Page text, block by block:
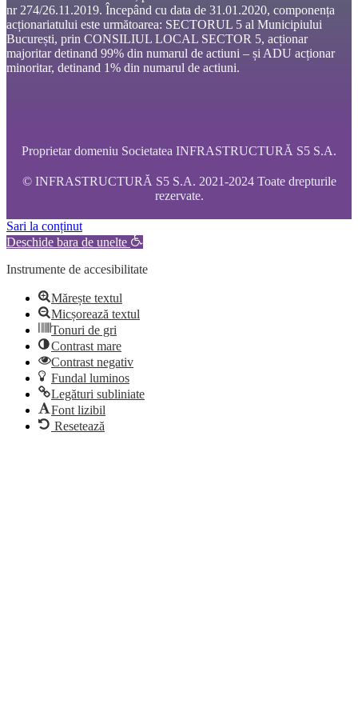
nr 274/26.11.2019. Începând cu data de 31.01.2020, componența
acționariatului este următoarea: SECTORUL 5 al Municipiului
București, prin CONSILIUL LOCAL SECTOR 5, acționar
majoritar detinand 99% din numarul de actiuni – și ADU acționar
minoritar, detinand 1% din numarul de actiuni.
Proprietar domeniu Societatea INFRASTRUCTURĂ S5 S.A.
© INFRASTRUCTURĂ S5 S.A. 2021-2024 Toate drepturile
rezervate.
Sari la conținut
Deschide bara de unelte
Instrumente de accesibilitate
Mărește textul
Micșorează textul
Tonuri de gri
Contrast mare
Contrast negativ
Fundal luminos
Legături subliniate
Font lizibil
Resetează